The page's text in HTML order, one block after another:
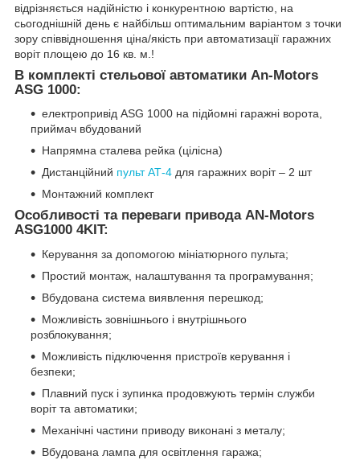
відрізняється надійністю і конкурентною вартістю, на
сьогоднішній день є найбільш оптимальним варіантом з точки
зору співвідношення ціна/якість при автоматизації гаражних
воріт площею до 16 кв. м.!
В комплекті стельової автоматики An-Motors
ASG 1000:
електропривід ASG 1000 на підйомні гаражні ворота,
приймач вбудований
Напрямна сталева рейка (цілісна)
Дистанційний пульт АТ-4 для гаражних воріт – 2 шт
Монтажний комплект
Особливості та переваги привода AN-Motors
ASG1000 4KIT:
Керування за допомогою мініатюрного пульта;
Простий монтаж, налаштування та програмування;
Вбудована система виявлення перешкод;
Можливість зовнішнього і внутрішнього
розблокування;
Можливість підключення пристроїв керування і
безпеки;
Плавний пуск і зупинка продовжують термін служби
воріт та автоматики;
Механічні частини приводу виконані з металу;
Вбудована лампа для освітлення гаража;